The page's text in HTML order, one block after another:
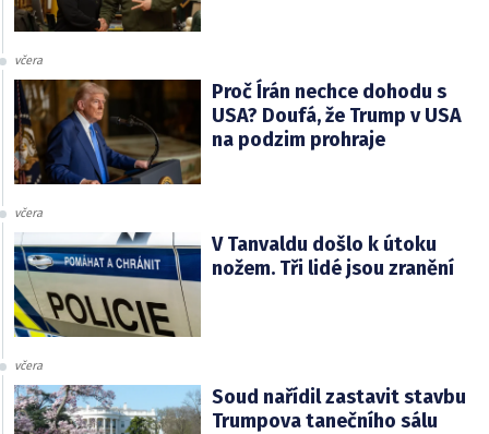
včera
Proč Írán nechce dohodu s
USA? Doufá, že Trump v USA
na podzim prohraje
včera
V Tanvaldu došlo k útoku
nožem. Tři lidé jsou zranění
včera
Soud nařídil zastavit stavbu
Trumpova tanečního sálu